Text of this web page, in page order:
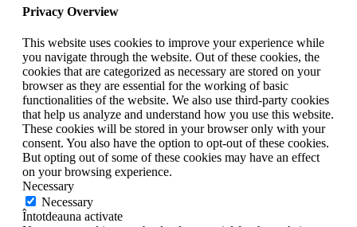
Privacy Overview
This website uses cookies to improve your experience while
you navigate through the website. Out of these cookies, the
cookies that are categorized as necessary are stored on your
browser as they are essential for the working of basic
functionalities of the website. We also use third-party cookies
that help us analyze and understand how you use this website.
These cookies will be stored in your browser only with your
consent. You also have the option to opt-out of these cookies.
But opting out of some of these cookies may have an effect
on your browsing experience.
Necessary
Necessary
Întotdeauna activate